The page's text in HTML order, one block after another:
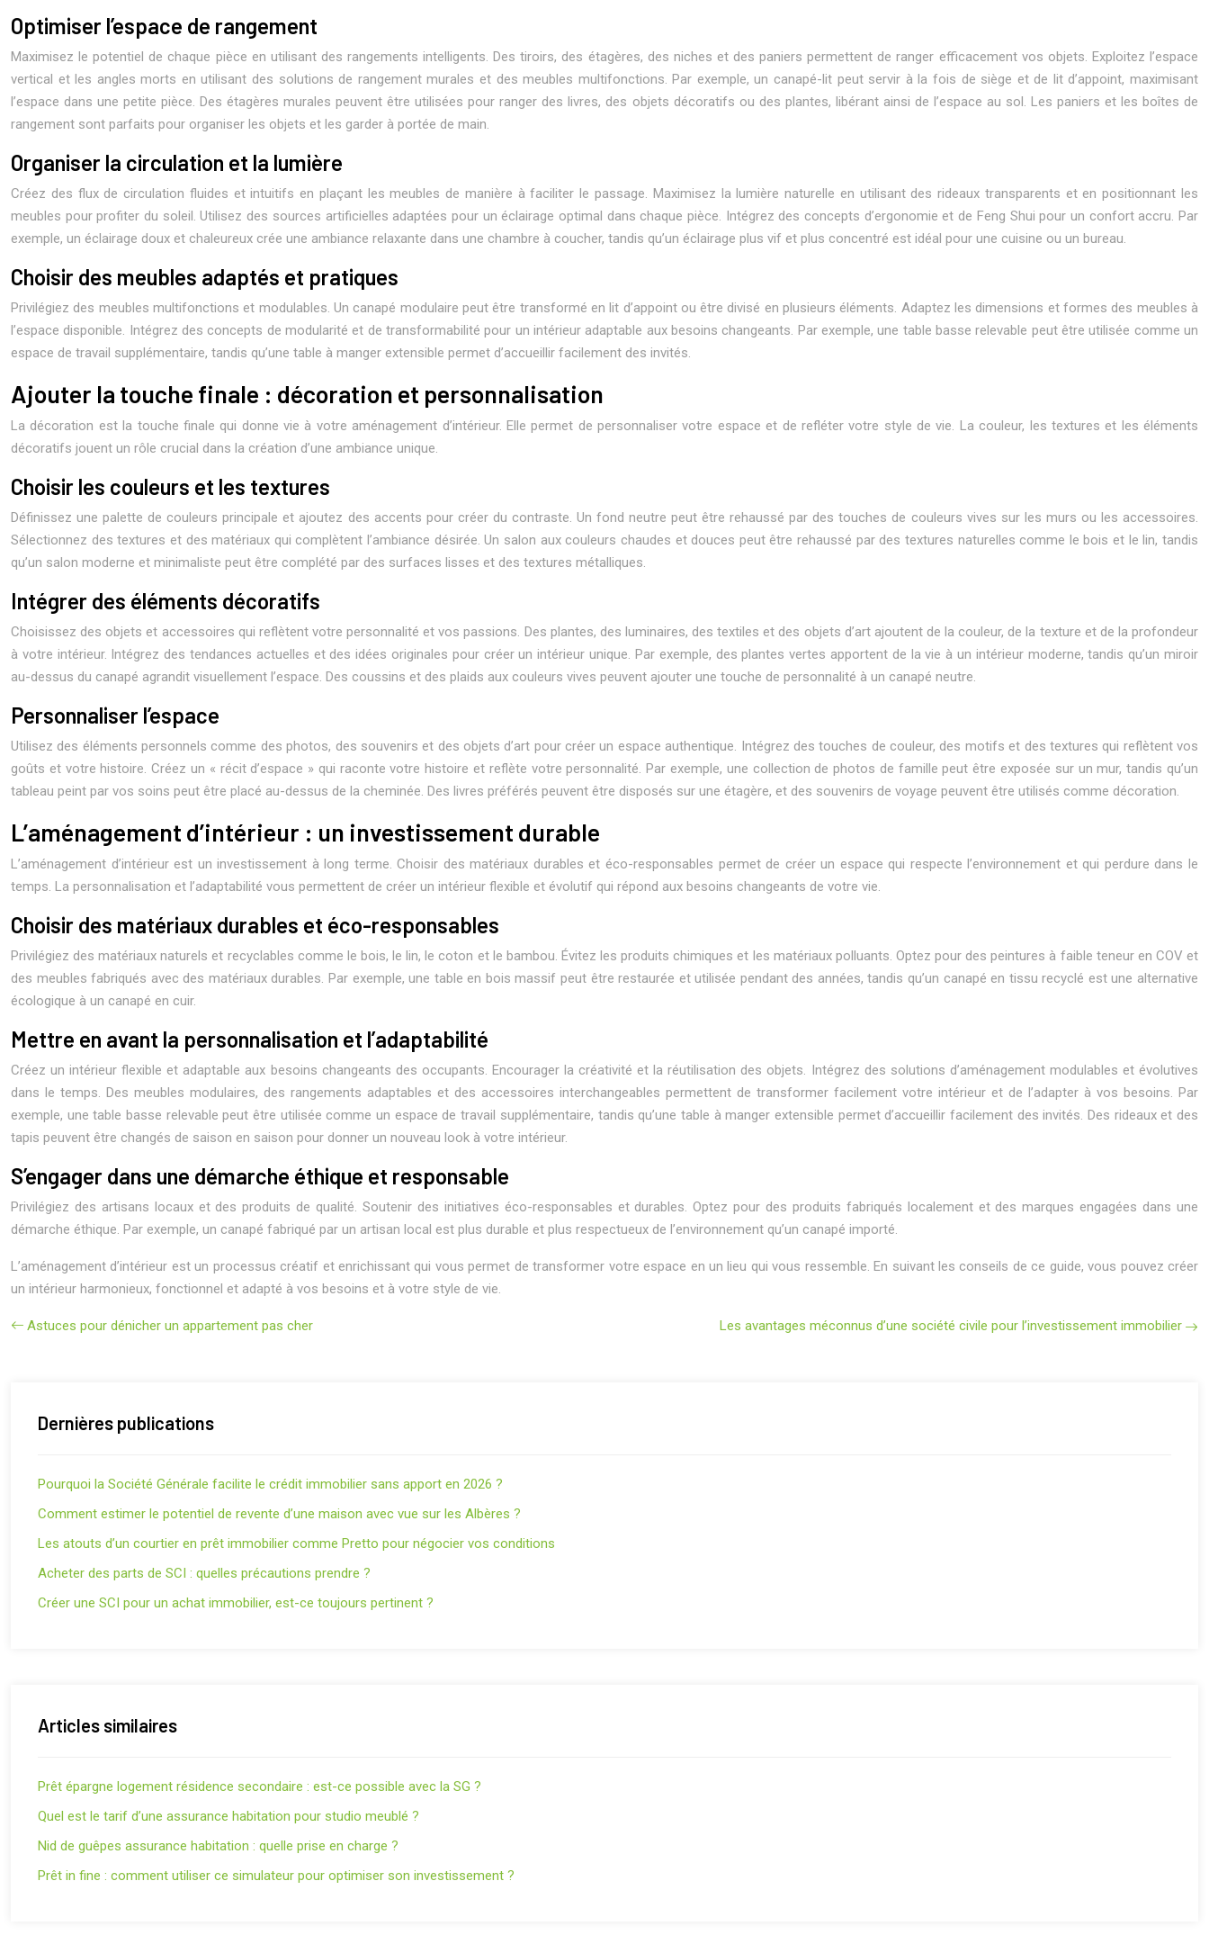
Optimiser l’espace de rangement
Maximisez le potentiel de chaque pièce en utilisant des rangements intelligents. Des tiroirs, des étagères, des niches et des paniers permettent de ranger efficacement vos objets. Exploitez l’espace
vertical et les angles morts en utilisant des solutions de rangement murales et des meubles multifonctions. Par exemple, un canapé-lit peut servir à la fois de siège et de lit d’appoint, maximisant
l’espace dans une petite pièce. Des étagères murales peuvent être utilisées pour ranger des livres, des objets décoratifs ou des plantes, libérant ainsi de l’espace au sol. Les paniers et les boîtes de
rangement sont parfaits pour organiser les objets et les garder à portée de main.
Organiser la circulation et la lumière
Créez des flux de circulation fluides et intuitifs en plaçant les meubles de manière à faciliter le passage. Maximisez la lumière naturelle en utilisant des rideaux transparents et en positionnant les
meubles pour profiter du soleil. Utilisez des sources artificielles adaptées pour un éclairage optimal dans chaque pièce. Intégrez des concepts d’ergonomie et de Feng Shui pour un confort accru. Par
exemple, un éclairage doux et chaleureux crée une ambiance relaxante dans une chambre à coucher, tandis qu’un éclairage plus vif et plus concentré est idéal pour une cuisine ou un bureau.
Choisir des meubles adaptés et pratiques
Privilégiez des meubles multifonctions et modulables. Un canapé modulaire peut être transformé en lit d’appoint ou être divisé en plusieurs éléments. Adaptez les dimensions et formes des meubles à
l’espace disponible. Intégrez des concepts de modularité et de transformabilité pour un intérieur adaptable aux besoins changeants. Par exemple, une table basse relevable peut être utilisée comme un
espace de travail supplémentaire, tandis qu’une table à manger extensible permet d’accueillir facilement des invités.
Ajouter la touche finale : décoration et personnalisation
La décoration est la touche finale qui donne vie à votre aménagement d’intérieur. Elle permet de personnaliser votre espace et de refléter votre style de vie. La couleur, les textures et les éléments
décoratifs jouent un rôle crucial dans la création d’une ambiance unique.
Choisir les couleurs et les textures
Définissez une palette de couleurs principale et ajoutez des accents pour créer du contraste. Un fond neutre peut être rehaussé par des touches de couleurs vives sur les murs ou les accessoires.
Sélectionnez des textures et des matériaux qui complètent l’ambiance désirée. Un salon aux couleurs chaudes et douces peut être rehaussé par des textures naturelles comme le bois et le lin, tandis
qu’un salon moderne et minimaliste peut être complété par des surfaces lisses et des textures métalliques.
Intégrer des éléments décoratifs
Choisissez des objets et accessoires qui reflètent votre personnalité et vos passions. Des plantes, des luminaires, des textiles et des objets d’art ajoutent de la couleur, de la texture et de la profondeur
à votre intérieur. Intégrez des tendances actuelles et des idées originales pour créer un intérieur unique. Par exemple, des plantes vertes apportent de la vie à un intérieur moderne, tandis qu’un miroir
au-dessus du canapé agrandit visuellement l’espace. Des coussins et des plaids aux couleurs vives peuvent ajouter une touche de personnalité à un canapé neutre.
Personnaliser l’espace
Utilisez des éléments personnels comme des photos, des souvenirs et des objets d’art pour créer un espace authentique. Intégrez des touches de couleur, des motifs et des textures qui reflètent vos
goûts et votre histoire. Créez un « récit d’espace » qui raconte votre histoire et reflète votre personnalité. Par exemple, une collection de photos de famille peut être exposée sur un mur, tandis qu’un
tableau peint par vos soins peut être placé au-dessus de la cheminée. Des livres préférés peuvent être disposés sur une étagère, et des souvenirs de voyage peuvent être utilisés comme décoration.
L’aménagement d’intérieur : un investissement durable
L’aménagement d’intérieur est un investissement à long terme. Choisir des matériaux durables et éco-responsables permet de créer un espace qui respecte l’environnement et qui perdure dans le
temps. La personnalisation et l’adaptabilité vous permettent de créer un intérieur flexible et évolutif qui répond aux besoins changeants de votre vie.
Choisir des matériaux durables et éco-responsables
Privilégiez des matériaux naturels et recyclables comme le bois, le lin, le coton et le bambou. Évitez les produits chimiques et les matériaux polluants. Optez pour des peintures à faible teneur en COV et
des meubles fabriqués avec des matériaux durables. Par exemple, une table en bois massif peut être restaurée et utilisée pendant des années, tandis qu’un canapé en tissu recyclé est une alternative
écologique à un canapé en cuir.
Mettre en avant la personnalisation et l’adaptabilité
Créez un intérieur flexible et adaptable aux besoins changeants des occupants. Encourager la créativité et la réutilisation des objets. Intégrez des solutions d’aménagement modulables et évolutives
dans le temps. Des meubles modulaires, des rangements adaptables et des accessoires interchangeables permettent de transformer facilement votre intérieur et de l’adapter à vos besoins. Par
exemple, une table basse relevable peut être utilisée comme un espace de travail supplémentaire, tandis qu’une table à manger extensible permet d’accueillir facilement des invités. Des rideaux et des
tapis peuvent être changés de saison en saison pour donner un nouveau look à votre intérieur.
S’engager dans une démarche éthique et responsable
Privilégiez des artisans locaux et des produits de qualité. Soutenir des initiatives éco-responsables et durables. Optez pour des produits fabriqués localement et des marques engagées dans une
démarche éthique. Par exemple, un canapé fabriqué par un artisan local est plus durable et plus respectueux de l’environnement qu’un canapé importé.
L’aménagement d’intérieur est un processus créatif et enrichissant qui vous permet de transformer votre espace en un lieu qui vous ressemble. En suivant les conseils de ce guide, vous pouvez créer
un intérieur harmonieux, fonctionnel et adapté à vos besoins et à votre style de vie.
Astuces pour dénicher un appartement pas cher Les avantages méconnus d’une société civile pour l’investissement immobilier
Dernières publications
Pourquoi la Société Générale facilite le crédit immobilier sans apport en 2026 ?
Comment estimer le potentiel de revente d’une maison avec vue sur les Albères ?
Les atouts d’un courtier en prêt immobilier comme Pretto pour négocier vos conditions
Acheter des parts de SCI : quelles précautions prendre ?
Créer une SCI pour un achat immobilier, est-ce toujours pertinent ?
Articles similaires
Prêt épargne logement résidence secondaire : est-ce possible avec la SG ?
Quel est le tarif d’une assurance habitation pour studio meublé ?
Nid de guêpes assurance habitation : quelle prise en charge ?
Prêt in fine : comment utiliser ce simulateur pour optimiser son investissement ?